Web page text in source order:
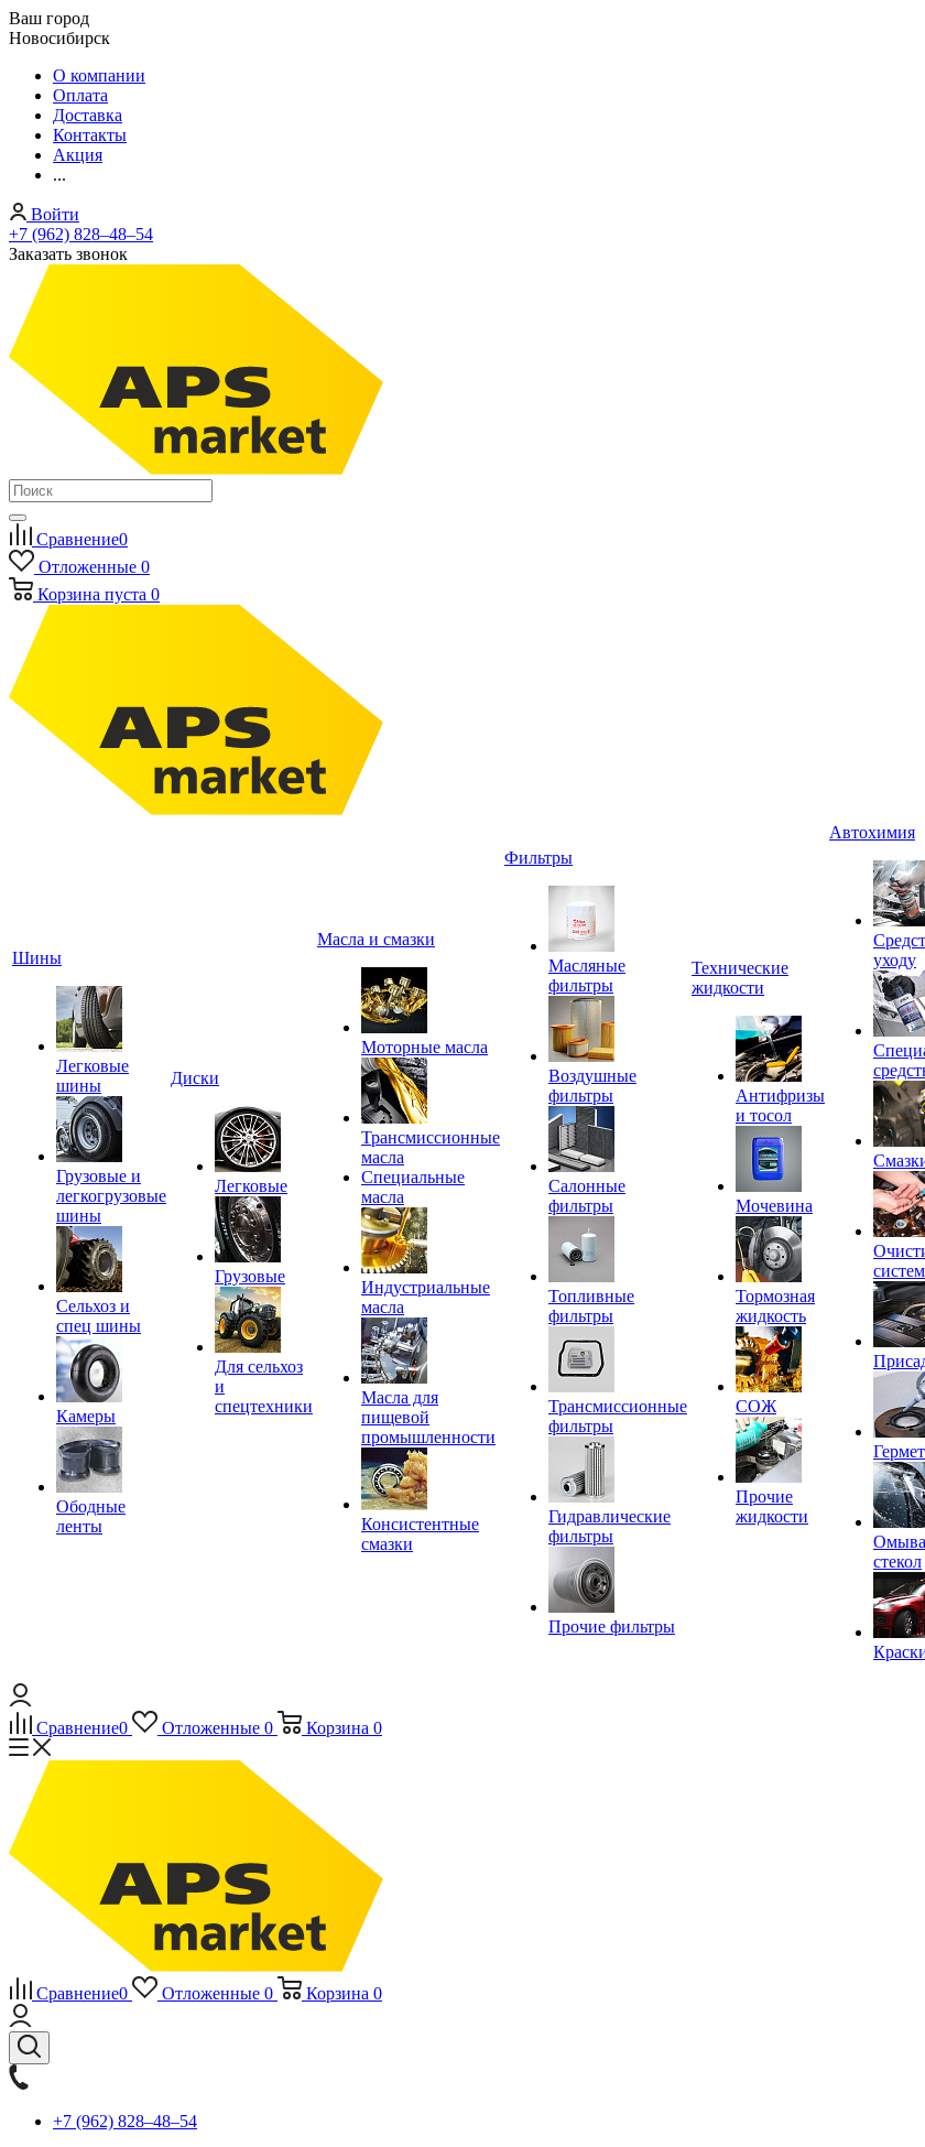
Ваш город
Новосибирск
О компании
Оплата
Доставка
Контакты
Акция
...
Войти
+7 (962) 828‒48‒54
Заказать звонок
Сравнение0
Отложенные 0
Корзина пуста 0
Шины
Легковые
шины
Грузовые и
легкогрузовые
шины
Сельхоз и
спец шины
Камеры
Ободные
ленты
Диски
Легковые
Грузовые
Для сельхоз
и
спецтехники
Масла и смазки
Моторные масла
Трансмиссионные
масла
Специальные
масла
Индустриальные
масла
Масла для
пищевой
промышленности
Консистентные
смазки
Фильтры
Масляные
фильтры
Воздушные
фильтры
Салонные
фильтры
Топливные
фильтры
Трансмиссионные
фильтры
Гидравлические
фильтры
Прочие фильтры
Технические
жидкости
Антифризы
и тосол
Мочевина
Тормозная
жидкость
СОЖ
Прочие
жидкости
Автохимия
уходу
систем
стекол
Сравнение0 Отложенные 0 Корзина 0
Сравнение0 Отложенные 0 Корзина 0
+7 (962) 828‒48‒54